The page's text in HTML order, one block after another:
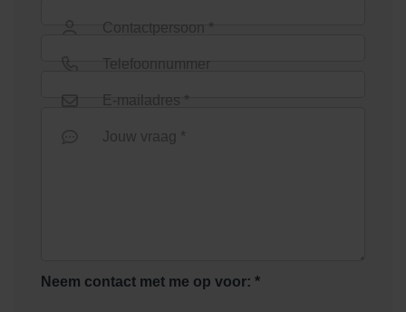
Contactpersoon *
Telefoonnummer
E-mailadres *
Jouw vraag *
Neem contact met me op voor: *